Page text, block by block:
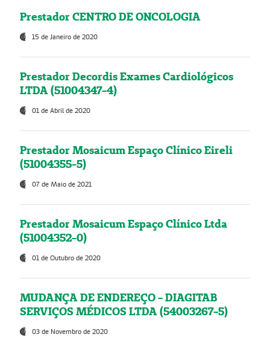
Prestador CENTRO DE ONCOLOGIA
15 de Janeiro de 2020
Prestador Decordis Exames Cardiológicos
LTDA (51004347-4)
01 de Abril de 2020
Prestador Mosaicum Espaço Clínico Eireli
(51004355-5)
07 de Maio de 2021
Prestador Mosaicum Espaço Clínico Ltda
(51004352-0)
01 de Outubro de 2020
MUDANÇA DE ENDEREÇO - DIAGITAB
SERVIÇOS MÉDICOS LTDA (54003267-5)
03 de Novembro de 2020